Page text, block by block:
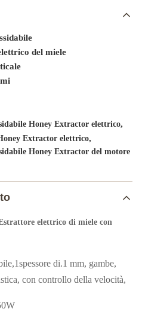
del miele
Honey Extractor elettrico,
Extractor elettrico,
Honey Extractor del motore
elettrico di miele con
di.1 mm, gambe,
con controllo della velocità,